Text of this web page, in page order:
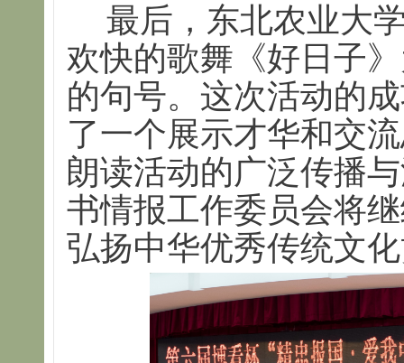
最后，东北农业大
欢快的歌舞《好日子
的句号。这次活动的
了一个展示才华和交
朗读活动的广泛传播
书情报工作委员会将
弘扬中华优秀传统文